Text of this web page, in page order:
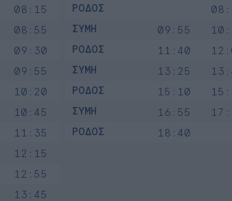
08:15
08:55
09:30
09:55
10:20
10:45
11:35
12:15
12:55
13:45
ΡΟΔΟΣ
ΣΥΜΗ
09:55
ΡΟΔΟΣ
11:40
ΣΥΜΗ
13:25
ΡΟΔΟΣ
15:10
ΣΥΜΗ
16:55
ΡΟΔΟΣ
18:40